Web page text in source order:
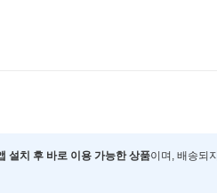
설치 후 바로 이용 가능한 상품이며, 배송되지